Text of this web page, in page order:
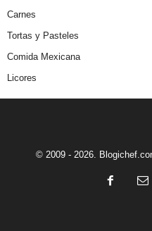
Carnes
Tortas y Pasteles
Comida Mexicana
Licores
© 2009 - 2026.